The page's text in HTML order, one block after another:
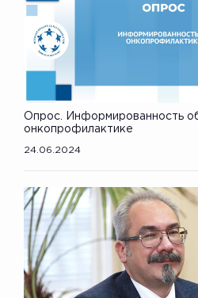
Опрос. Информированность
онкопрофилактике
24.06.2024